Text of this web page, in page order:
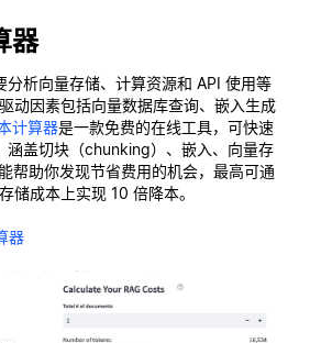
器
分析向量存储、计算资源和 API 使用等
动因素包括向量数据库查询、嵌入生成
计算器是一款免费的在线工具，可快速
涵盖切块（chunking）、嵌入、向量存
帮助你发现节省费用的机会，最高可通
储成本上实现 10 倍降本。
器